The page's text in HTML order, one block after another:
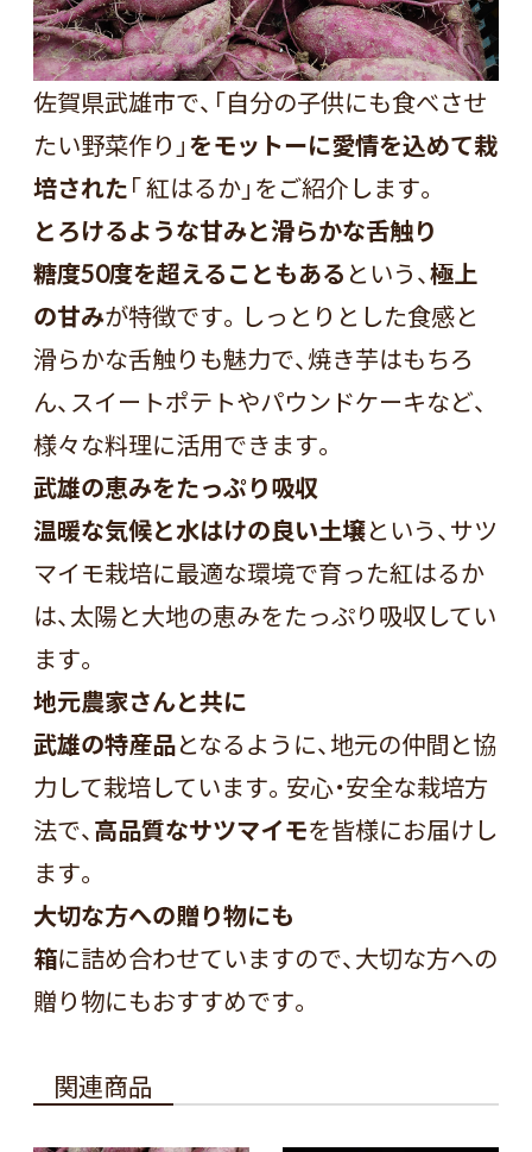
佐賀県武雄市で、「自分の子供にも食べさせ
たい野菜作り」をモットーに愛情を込めて栽
培された「 紅はるか」をご紹介します。
とろけるような甘みと滑らかな舌触り
糖度50度を超えることもある という、極上
の甘みが特徴です。しっとりとした食感と
滑らかな舌触りも魅力で、焼き芋はもちろ
ん、スイートポテトやパウンドケーキなど、
様々な料理に活用できます。
武雄の恵みをたっぷり吸収
温暖な気候と水はけの良い土壌という、サツ
マイモ栽培に最適な環境で育った紅はるか
は、太陽と大地の恵みをたっぷり吸収してい
ます。
地元農家さんと共に
武雄の特産品となるように、地元の仲間と協
力して栽培しています。安心・安全な栽培方
法で、 高品質なサツマイモを皆様にお届けし
ます。
大切な方への贈り物にも
箱に詰め合わせていますので、大切な方への
贈り物にもおすすめです。
関連商品